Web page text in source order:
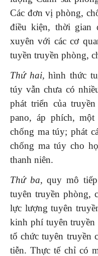
Các đơn vị phòng,
điều kiện, thời gian
xuyên với các cơ
tuyền truyền phòng,
Thứ hai, hình thức
túy vẫn chưa có
phát triển của
pano, áp phích,
chống ma túy; phát
chống ma túy cho
thanh niên.
Thứ ba, quy mô
tuyên truyền phòng,
lực lượng tuyên
kinh phí tuyên truyền
tổ chức tuyên truyền
tiễn. Thực tế chỉ có